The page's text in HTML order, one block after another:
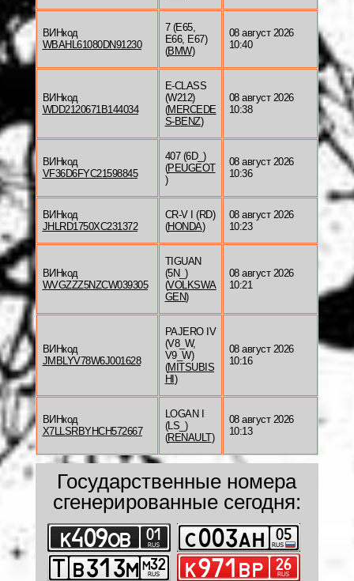
ВИНкод
WBAHL61080DN91230
7 (E65,
E66, E67)
(BMW)
08 август 2026
10:40
ВИНкод
WDD2120671B144034
E-CLASS
(W212)
(MERCEDE
S-BENZ)
08 август 2026
10:38
ВИНкод
VF36D6FYC21598845
407 (6D_)
(PEUGEOT
)
08 август 2026
10:36
ВИНкод
JHLRD1750XC231372
CR-V I (RD)
(HONDA)
08 август 2026
10:23
ВИНкод
WVGZZZ5NZCW039305
TIGUAN
(5N_)
(VOLKSWA
GEN)
08 август 2026
10:21
ВИНкод
JMBLYV78W6J001628
PAJERO IV
(V8_W,
V9_W)
(MITSUBIS
HI )
08 август 2026
10:16
ВИНкод
X7LLSRBYHCH572667
LOGAN I
(LS_)
(RENAULT)
08 август 2026
10:13
Государственные номера
сгенерированные сегодня: